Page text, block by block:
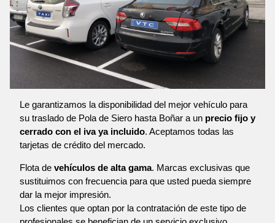
Le garantizamos la disponibilidad del mejor vehículo para
su traslado de Pola de Siero hasta Boñar a un precio fijo y
cerrado con el iva ya incluido. Aceptamos todas las
tarjetas de crédito del mercado.
Flota de vehículos de alta gama. Marcas exclusivas que
sustituimos con frecuencia para que usted pueda siempre
dar la mejor impresión.
Los clientes que optan por la contratación de este tipo de